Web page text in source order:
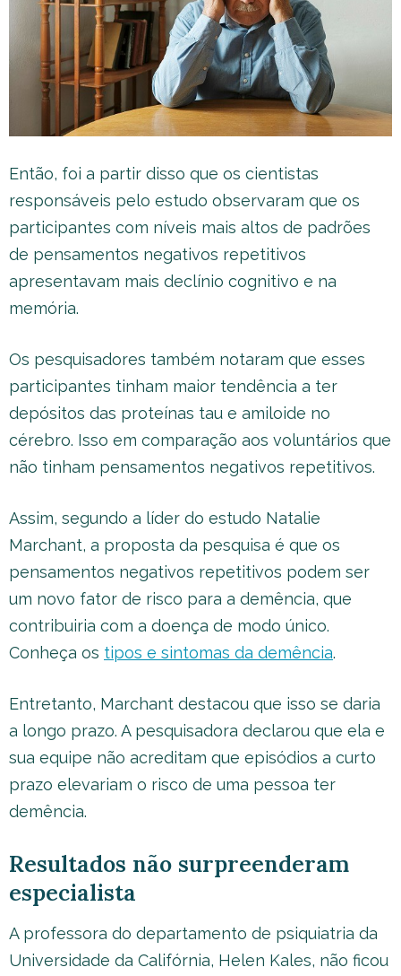
Então, foi a partir disso que os cientistas
responsáveis pelo estudo observaram que os
participantes com níveis mais altos de padrões
de pensamentos negativos repetitivos
apresentavam mais declínio cognitivo e na
memória.
Os pesquisadores também notaram que esses
participantes tinham maior tendência a ter
depósitos das proteínas tau e amiloide no
cérebro. Isso em comparação aos voluntários que
não tinham pensamentos negativos repetitivos.
Assim, segundo a líder do estudo Natalie
Marchant, a proposta da pesquisa é que os
pensamentos negativos repetitivos podem ser
um novo fator de risco para a demência, que
contribuiria com a doença de modo único.
Conheça os tipos e sintomas da demência.
Entretanto, Marchant destacou que isso se daria
a longo prazo. A pesquisadora declarou que ela e
sua equipe não acreditam que episódios a curto
prazo elevariam o risco de uma pessoa ter
demência.
Resultados não surpreenderam
especialista
A professora do departamento de psiquiatria da
Universidade da Califórnia, Helen Kales, não ficou